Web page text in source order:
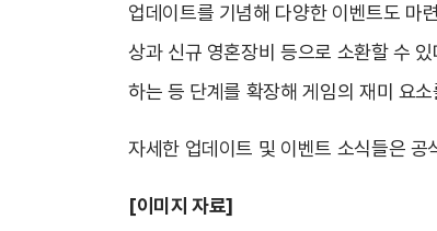
업데이트를 기념해 다양한 이벤트도 마
상과 신규 영혼장비 등으로 소환할 수
하는 등 단계를 확장해 게임의 재미 요
자세한 업데이트 및 이벤트 소식들은
[이미지 자료]